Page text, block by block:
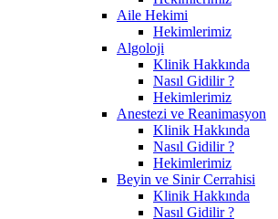
Aile Hekimi
Hekimlerimiz
Algoloji
Klinik Hakkında
Nasıl Gidilir ?
Hekimlerimiz
Anestezi ve Reanimasyon
Klinik Hakkında
Nasıl Gidilir ?
Hekimlerimiz
Beyin ve Sinir Cerrahisi
Klinik Hakkında
Nasıl Gidilir ?